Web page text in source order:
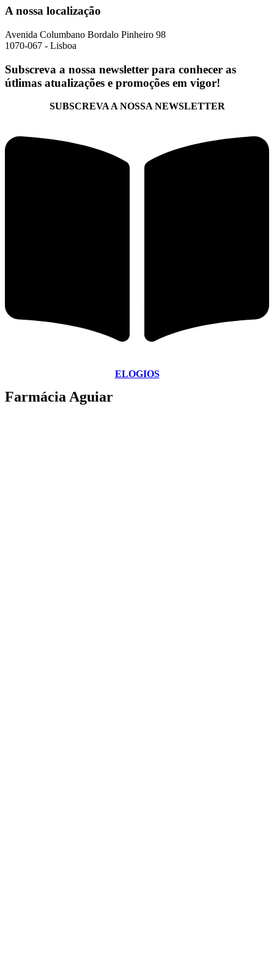
A nossa localização
Avenida Columbano Bordalo Pinheiro 98
1070-067 - Lisboa
Subscreva a nossa newsletter para conhecer as
útlimas atualizações e promoções em vigor!
SUBSCREVA A NOSSA NEWSLETTER
ELOGIOS
Farmácia Aguiar